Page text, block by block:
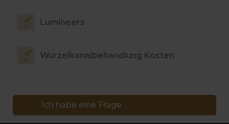
Lumineers
Wurzelkanalbehandlung Kosten
Ich habe eine Frage